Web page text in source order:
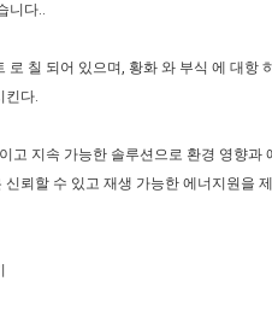
니다..
로 칠 되어 있으며, 황화 와 부식 에 대
킨다.
고 지속 가능한 솔루션으로 환경 영향
뢰할 수 있고 재생 가능한 에너지원을